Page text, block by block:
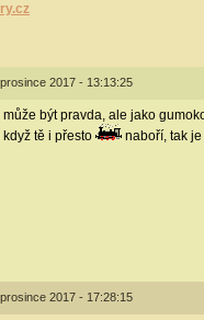
2017 - 13:13:25
může být pravda, ale jako
když tě i přesto
naboří, tak
2017 - 17:28:15